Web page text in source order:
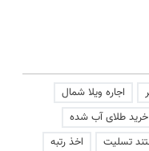
اجاره ویلا شمال
خرید طلای آب شده
تسلیت
اخذ رتبه